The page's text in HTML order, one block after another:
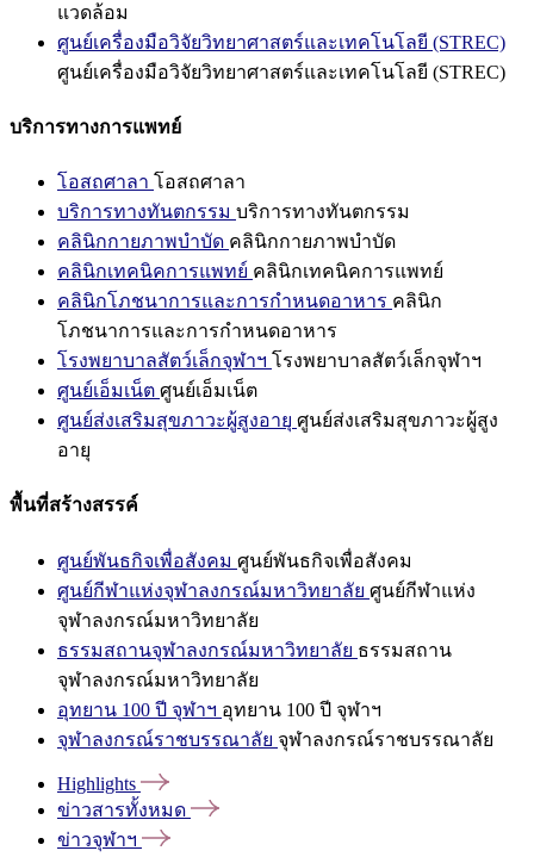
แวดล้อม
ศูนย์เครื่องมือวิจัยวิทยาศาสตร์และเทคโนโลยี (STREC)
ศูนย์เครื่องมือวิจัยวิทยาศาสตร์และเทคโนโลยี (STREC)
บริการทางการแพทย์
โอสถศาลา โอสถศาลา
บริการทางทันตกรรม บริการทางทันตกรรม
คลินิกกายภาพบำบัด คลินิกกายภาพบำบัด
คลินิกเทคนิคการแพทย์ คลินิกเทคนิคการแพทย์
คลินิกโภชนาการและการกำหนดอาหาร คลินิก
โภชนาการและการกำหนดอาหาร
โรงพยาบาลสัตว์เล็กจุฬาฯ โรงพยาบาลสัตว์เล็กจุฬาฯ
ศูนย์เอ็มเน็ต ศูนย์เอ็มเน็ต
ศูนย์ส่งเสริมสุขภาวะผู้สูงอายุ ศูนย์ส่งเสริมสุขภาวะผู้สูง
อายุ
พื้นที่สร้างสรรค์
ศูนย์พันธกิจเพื่อสังคม ศูนย์พันธกิจเพื่อสังคม
ศูนย์กีฬาแห่งจุฬาลงกรณ์มหาวิทยาลัย ศูนย์กีฬาแห่ง
จุฬาลงกรณ์มหาวิทยาลัย
ธรรมสถานจุฬาลงกรณ์มหาวิทยาลัย ธรรมสถาน
จุฬาลงกรณ์มหาวิทยาลัย
อุทยาน 100 ปี จุฬาฯ อุทยาน 100 ปี จุฬาฯ
จุฬาลงกรณ์ราชบรรณาลัย จุฬาลงกรณ์ราชบรรณาลัย
Highlights
ข่าวสารทั้งหมด
ข่าวจุฬาฯ